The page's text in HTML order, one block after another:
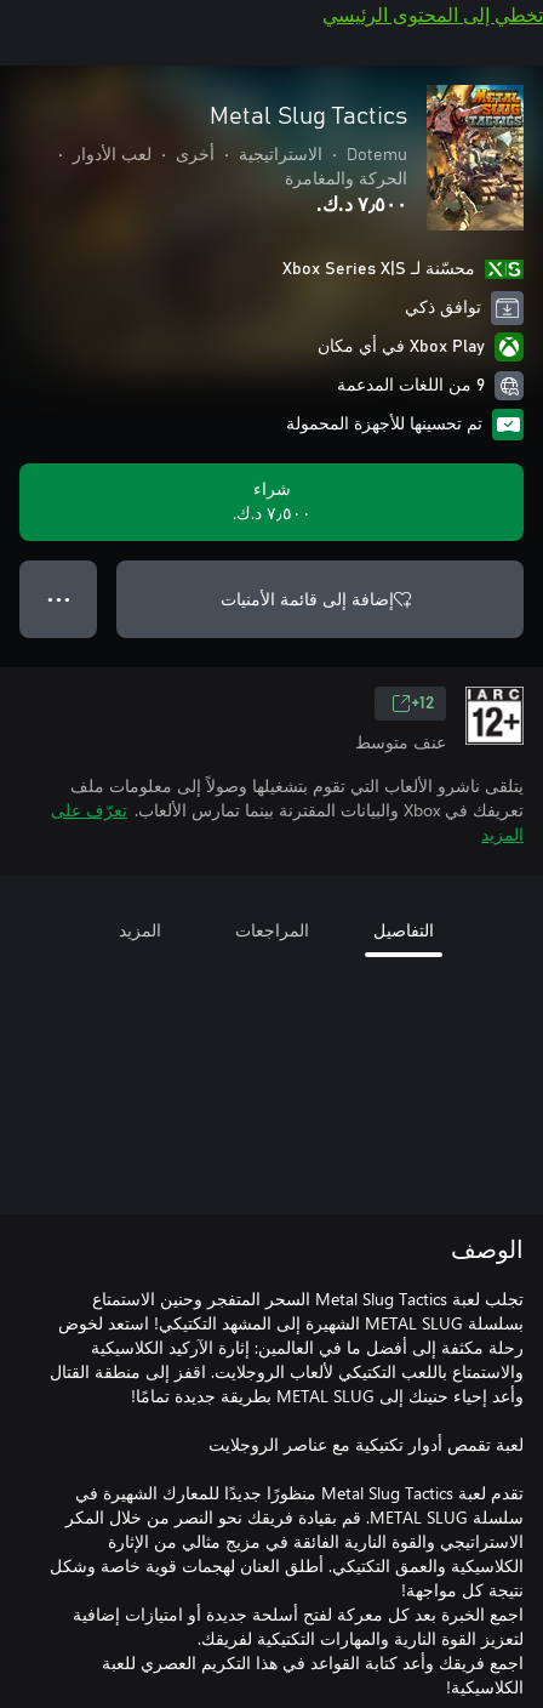
تخطي إلى المحتوى الرئيسي
Metal Slug Tactics
Dotemu
• الاستراتيجية • أخرى • لعب الأدوار
•
الحركة والمغامرة
٧٫٥٠٠ د.ك.‏
محسّنة لـ Xbox Series X|S
توافق ذكي
Xbox Play في أي مكان
9 من اللغات المدعمة
تم تحسينها للأجهزة المحمولة
شراء
٧٫٥٠٠ د.ك.‏
إضافة إلى قائمة الأمنيات ● ● ●
12+
عنف متوسط
يتلقى ناشرو الألعاب التي تقوم بتشغيلها وصولاً إلى معلومات ملف
تعريفك في Xbox والبيانات المقترنة بينما تمارس الألعاب.
تعرّف على
المزيد
التفاصيل المراجعات المزيد
الوصف
تجلب لعبة Metal Slug Tactics السحر المتفجر وحنين الاستمتاع
بسلسلة METAL SLUG الشهيرة إلى المشهد التكتيكي! استعد لخوض
رحلة مكثفة إلى أفضل ما في العالمين: إثارة الآركيد الكلاسيكية
والاستمتاع باللعب التكتيكي لألعاب الروجلايت. اقفز إلى منطقة القتال
تقدم لعبة Metal Slug Tactics منظورًا جديدًا للمعارك الشهيرة في
سلسلة METAL SLUG. قم بقيادة فريقك نحو النصر من خلال المكر
الاستراتيجي والقوة النارية الفائقة في مزيج مثالي من الإثارة
الكلاسيكية والعمق التكتيكي. أطلق العنان لهجمات قوية خاصة وشكل
اجمع الخبرة بعد كل معركة لفتح أسلحة جديدة أو امتيازات إضافية
اجمع فريقك وأعد كتابة القواعد في هذا التكريم العصري للعبة